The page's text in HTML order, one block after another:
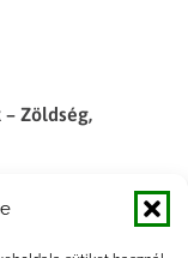
Zöldség,